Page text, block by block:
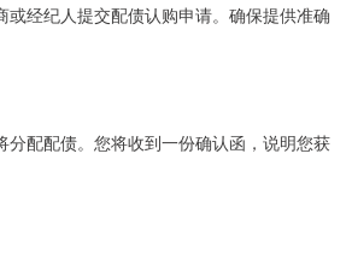
或经纪人提交配债认购申请。确保提供准确
分配配债。您将收到一份确认函，说明您获